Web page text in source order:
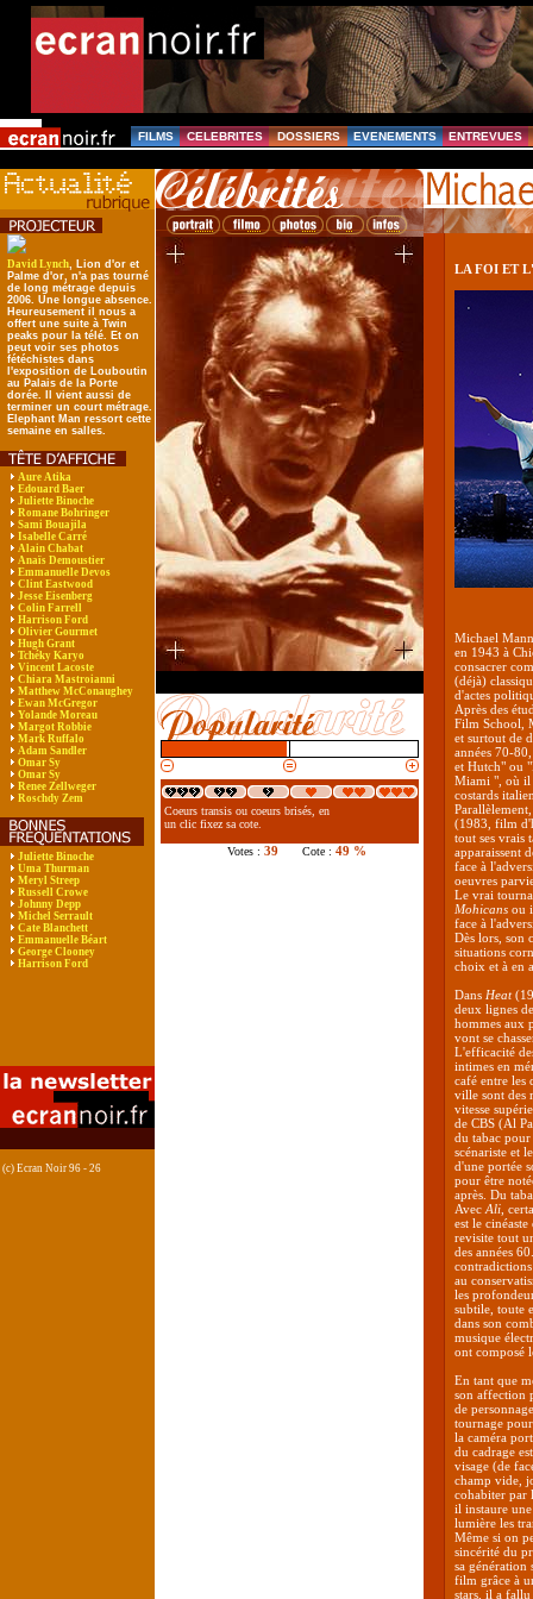
FILMS CELEBRITES DOSSIERS EVENEMENTS ENTREVUES
David Lynch, Lion d'or et
Palme d'or, n'a pas tourné
de long métrage depuis
2006. Une longue absence.
Heureusement il nous a
offert une suite à Twin
peaks pour la télé. Et on
peut voir ses photos
fétéchistes dans
l'exposition de Louboutin
au Palais de la Porte
dorée. Il vient aussi de
terminer un court métrage.
Elephant Man ressort cette
semaine en salles.
Aure Atika
Edouard Baer
Juliette Binoche
Romane Bohringer
Sami Bouajila
Isabelle Carré
Alain Chabat
Anaïs Demoustier
Emmanuelle Devos
Clint Eastwood
Jesse Eisenberg
Colin Farrell
Harrison Ford
Olivier Gourmet
Hugh Grant
Tchéky Karyo
Vincent Lacoste
Chiara Mastroianni
Matthew McConaughey
Ewan McGregor
Yolande Moreau
Margot Robbie
Mark Ruffalo
Adam Sandler
Omar Sy
Omar Sy
Renee Zellweger
Roschdy Zem
Juliette Binoche
Uma Thurman
Meryl Streep
Russell Crowe
Johnny Depp
Michel Serrault
Cate Blanchett
Emmanuelle Béart
George Clooney
Harrison Ford
(c) Ecran Noir 96 - 26
Coeurs transis ou coeurs brisés, en
un clic fixez sa cote.
Votes : 39 Cote : 49 %
LA FOI ET
Michael
en 1943 à
consacrer
(déjà)
d'actes
Après des
Film School,
et surtout de
années 70-
et Hutch" ou
Miami ", où il
costards
(1983, film
tout ses vrais
apparaissent
face à
oeuvres
Le vrai
Mohicans ou
face à
Dès lors, son
situations
choix et à en
Dans Heat
deux lignes
hommes aux
vont se
L'efficacité
intimes en
café entre les
ville sont des
vitesse
de CBS (Al
du tabac
scénariste et
d'une portée
pour être
après. Du
Avec Ali ,
est le
revisite tout
des années
au
les
subtile, toute
dans son
musique
ont composé
En tant que
son affection
de
tournage
la caméra
du cadrage
visage (de
champ vide,
cohabiter par
il instaure
lumière les
Même si on
sincérité du
sa
film grâce à
stars, il a